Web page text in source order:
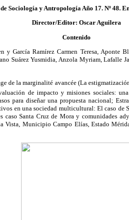
Sociología y Antropología Año 17. Nº 48.
Director/Editor: Oscar Aguilera
Contenido
y García Ramírez Carmen Teresa, Aponte
Suárez Yusmidia, Anzola Myriam, Lafalle
de la marginalité avancée (La
de impacto y misiones sociales:
para diseñar una propuesta nacional;
en una sociedad multicultural: El caso
caso Santa Cruz de Mora y comunidades
Vista, Municipio Campo Elías, Estado